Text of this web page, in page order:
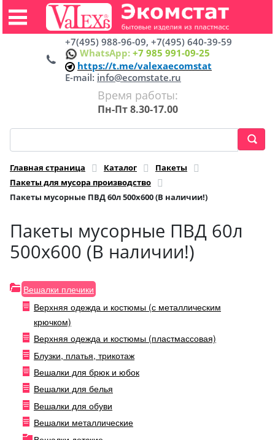
+7(495) 988-96-09, +7(495) 640-39-59
WhatsApp: +7 985 991-09-25
https://t.me/valexaecomstat
E-mail: info@ecomstate.ru
Время работы:
Пн-Пт 8.30-17.00
Главная страница Каталог
Пакеты
Пакеты для мусора производство
Пакеты мусорные ПВД 60л 500х600 (В наличии!)
Пакеты мусорные ПВД 60л
500х600 (В наличии!)
Вешалки плечики
Верхняя одежда и костюмы (с металлическим
крючком)
Верхняя одежда и костюмы (пластмассовая)
Блузки, платья, трикотаж
Вешалки для брюк и юбок
Вешалки для белья
Вешалки для обуви
Вешалки металлические